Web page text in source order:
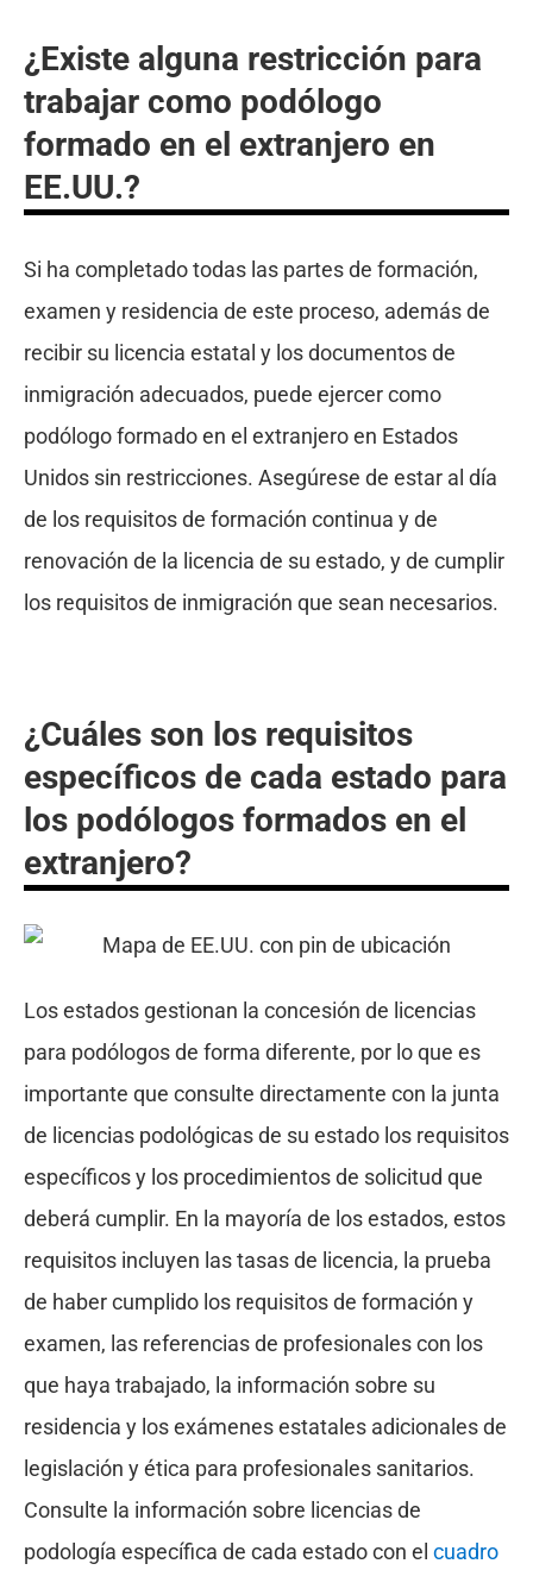
¿Existe alguna restricción para
trabajar como podólogo
formado en el extranjero en
EE.UU.?
Si ha completado todas las partes de formación,
examen y residencia de este proceso, además de
recibir su licencia estatal y los documentos de
inmigración adecuados, puede ejercer como
podólogo formado en el extranjero en Estados
Unidos sin restricciones. Asegúrese de estar al día
de los requisitos de formación continua y de
renovación de la licencia de su estado, y de cumplir
los requisitos de inmigración que sean necesarios.
¿Cuáles son los requisitos
específicos de cada estado para
los podólogos formados en el
extranjero?
Los estados gestionan la concesión de licencias
para podólogos de forma diferente, por lo que es
importante que consulte directamente con la junta
de licencias podológicas de su estado los requisitos
específicos y los procedimientos de solicitud que
deberá cumplir. En la mayoría de los estados, estos
requisitos incluyen las tasas de licencia, la prueba
de haber cumplido los requisitos de formación y
examen, las referencias de profesionales con los
que haya trabajado, la información sobre su
residencia y los exámenes estatales adicionales de
legislación y ética para profesionales sanitarios.
Consulte la información sobre licencias de
podología específica de cada estado con el cuadro